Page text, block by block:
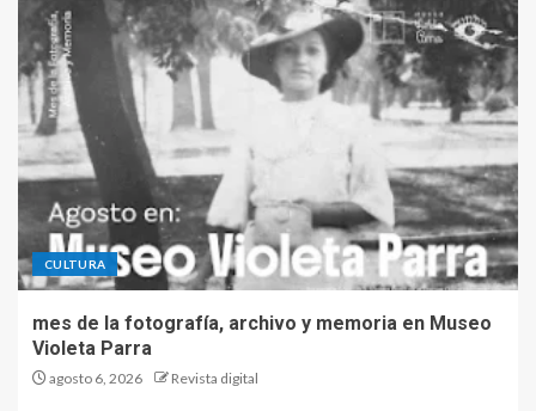
CULTURA
mes de la fotografía, archivo y memoria en Museo
Violeta Parra
agosto 6, 2026 Revista digital